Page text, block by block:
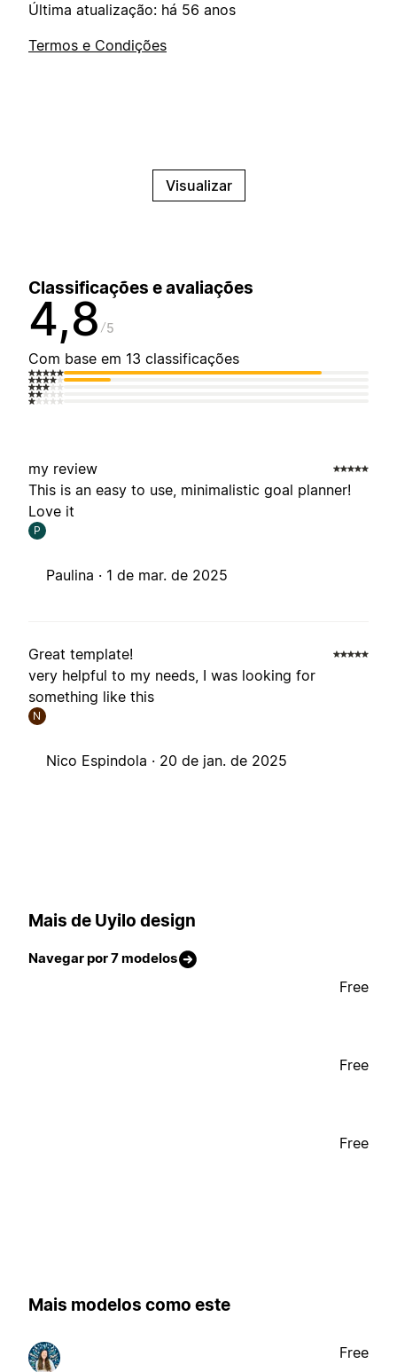
Última atualização: há 56 anos
Termos e Condições
Visualizar
Classificações e avaliações
4,8 5
Com base em 13 classificações
my review
This is an easy to use, minimalistic goal planner!
Love it
P
Paulina · 1 de mar. de 2025
Great template!
very helpful to my needs, I was looking for
something like this
N
Nico Espindola · 20 de jan. de 2025
Mais de Uyilo design
Navegar por 7 modelos
Free
Free
Free
Mais modelos como este
Free